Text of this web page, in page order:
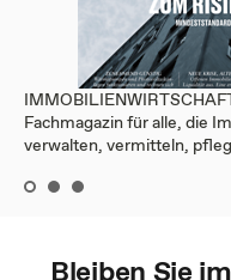
Fachmagazin für alle, die
verwalten, vermitteln,
Bleiben Sie